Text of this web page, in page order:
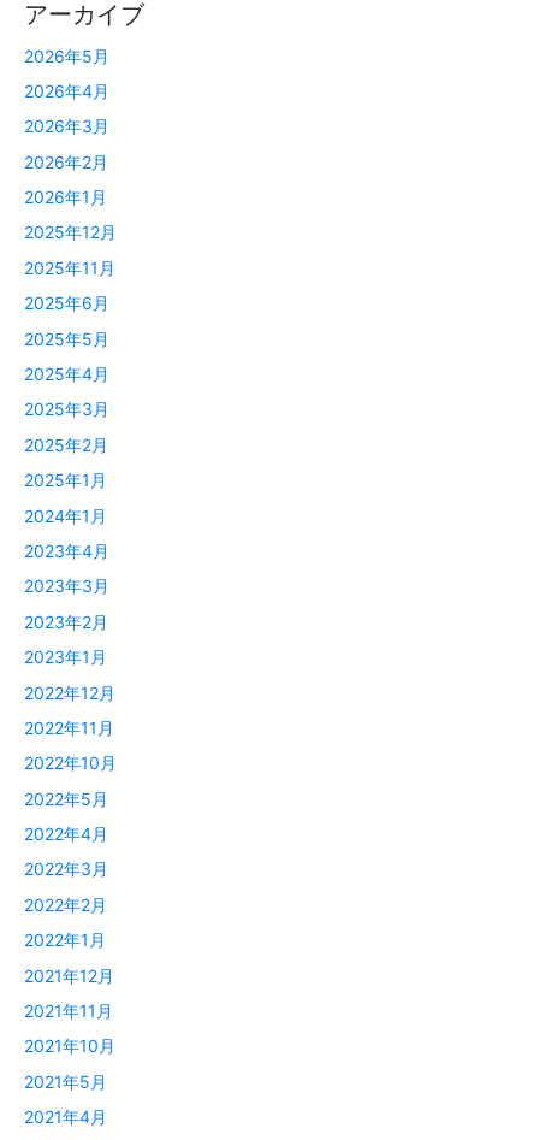
アーカイブ
2026年5月
2026年4月
2026年3月
2026年2月
2026年1月
2025年12月
2025年11月
2025年6月
2025年5月
2025年4月
2025年3月
2025年2月
2025年1月
2024年1月
2023年4月
2023年3月
2023年2月
2023年1月
2022年12月
2022年11月
2022年10月
2022年5月
2022年4月
2022年3月
2022年2月
2022年1月
2021年12月
2021年11月
2021年10月
2021年5月
2021年4月